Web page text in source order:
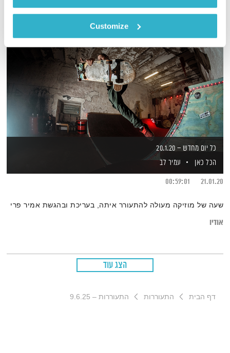
Customize
כל יום מחדש – 20.1.20
הכל כאן
עמיר לב
21.01.20
00:59:01
שעה של מוזיקה מעולה להתעורר איתה, בעריכת ובהגשת אמיר פרי
אודיו
הצג עוד
דף הבית התעוררות התעוררות – 9.6.25